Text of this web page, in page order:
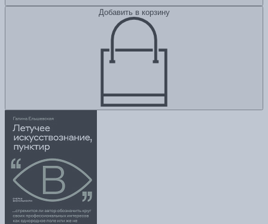
Добавить в корзину